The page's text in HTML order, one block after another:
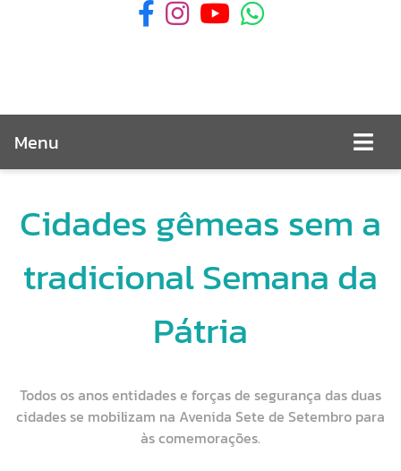
Menu
Cidades gêmeas sem a
tradicional Semana da
Pátria
Todos os anos entidades e forças de segurança das duas
cidades se mobilizam na Avenida Sete de Setembro para
às comemorações.